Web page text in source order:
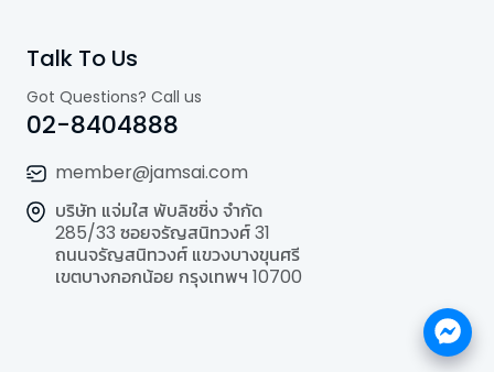
Talk To Us
Got Questions? Call us
02-8404888
member@jamsai.com
บริษัท แจ่มใส พับลิชชิ่ง จำกัด
285/33 ซอยจรัญสนิทวงศ์ 31
ถนนจรัญสนิทวงศ์ แขวงบางขุนศรี
เขตบางกอกน้อย กรุงเทพฯ 10700